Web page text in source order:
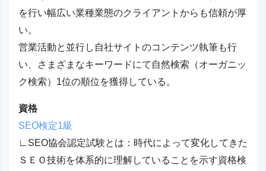
を行い幅広い業種業態のクライアントからも信頼が厚
い。
営業活動と並行し自社サイトのコンテンツ執筆も行
い、さまざまなキーワードにて自然検索（オーガニッ
ク検索）1位の順位を獲得している。
資格
SEO検定1級
∟SEO協会認定試験とは：時代によって変化してきた
ＳＥＯ技術を体系的に理解していることを示す資格検